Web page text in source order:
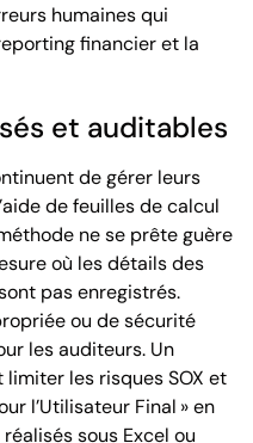
humaines qui
financier et la
et auditables
de gérer leurs
de feuilles de calcul
ne se prête guère
où les détails des
pas enregistrés.
ou de sécurité
les auditeurs. Un
les risques SOX et
l’Utilisateur Final » en
sous Excel ou